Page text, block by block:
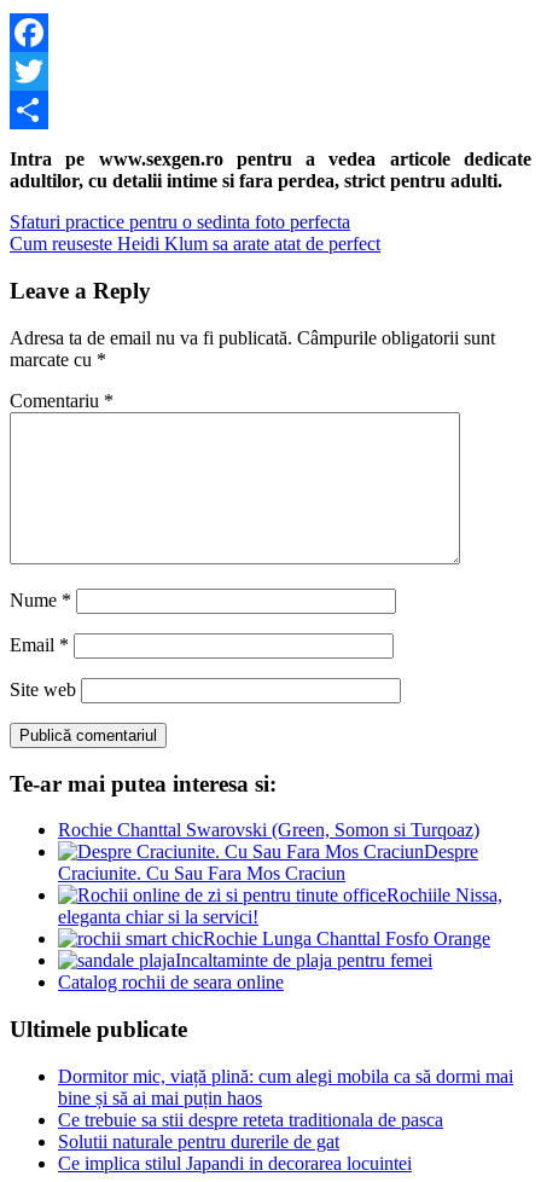
Facebook
Twitter
Share
Intra pe www.sexgen.ro pentru a vedea articole dedicate
adultilor, cu detalii intime si fara perdea, strict pentru adulti.
Navigare
în
articole
Previous
Post:
Sfaturi practice pentru o sedinta foto perfecta
Next
Cum reuseste Heidi Klum sa arate atat de perfect
Leave a Reply
Adresa ta de email nu va fi publicată. Câmpurile obligatorii sunt
marcate cu *
Comentariu *
Nume *
Email *
Site web
Te-ar mai putea interesa si:
Rochie Chanttal Swarovski (Green, Somon si Turqoaz)
Despre
Craciunite. Cu Sau Fara Mos Craciun
Rochiile Nissa,
eleganta chiar si la servici!
Rochie Lunga Chanttal Fosfo Orange
Incaltaminte de plaja pentru femei
Catalog rochii de seara online
Ultimele publicate
Dormitor mic, viață plină: cum alegi mobila ca să dormi mai
bine și să ai mai puțin haos
Ce trebuie sa stii despre reteta traditionala de pasca
Solutii naturale pentru durerile de gat
Ce implica stilul Japandi in decorarea locuintei